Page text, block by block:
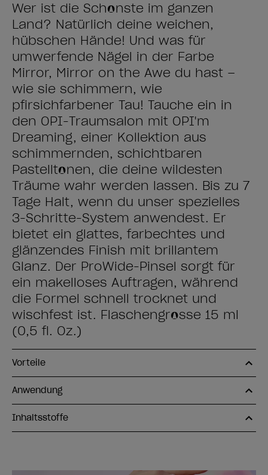
Wer ist die Schönste im ganzen
Land? Natürlich deine weichen,
hübschen Hände! Und was für
umwerfende Nägel in der Farbe
Mirror, Mirror on the Awe du hast –
wie sie schimmern, wie
pfirsichfarbener Tau! Tauche ein in
den OPI-Traumsalon mit OPI'm
Dreaming, einer Kollektion aus
schimmernden, schichtbaren
Pastelltönen, die deine wildesten
Träume wahr werden lassen. Bis zu 7
Tage Halt, wenn du unser spezielles
3-Schritte-System anwendest. Er
bietet ein glattes, farbechtes und
glänzendes Finish mit brillantem
Glanz. Der ProWide-Pinsel sorgt für
ein makelloses Auftragen, während
die Formel schnell trocknet und
wischfest ist. Flaschengrösse 15 ml
(0,5 fl. Oz.)
Vorteile
Anwendung
Inhaltsstoffe